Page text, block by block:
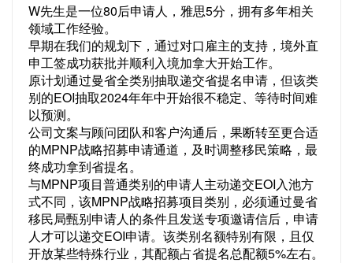
W先生是一位80后申请人，雅思5分，拥有多年相关
领域工作经验。
早期在我们的规划下，通过对口雇主的支持，境外直
申工签成功获批并顺利入境加拿大开始工作。
原计划通过曼省全类别抽取递交省提名申请，但该类
别的EOI抽取2024年年中开始很不稳定、等待时间难
以预测。
公司文案与顾问团队和客户沟通后，果断转至更合适
的MPNP战略招募申请通道，及时调整移民策略，最
终成功拿到省提名。
与MPNP项目普通类别的申请人主动递交EOI入池方
式不同，该MPNP战略招募项目类别，必须通过曼省
移民局甄别申请人的条件且发送专项邀请信后，申请
人才可以递交EOI申请。该类别名额特别有限，且仅
开放某些特殊行业，其配额占省提名总配额5%左右。